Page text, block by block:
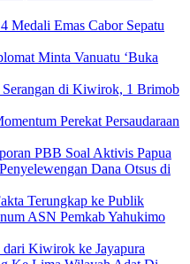
Medali Emas Cabor Sepatu
Minta Vanuatu ‘Buka
di Kiwirok, 1 Brimob
Perekat Persaudaraan
PBB Soal Aktivis Papua
Dana Otsus di
Terungkap ke Publik
ASN Pemkab Yahukimo
Kiwirok ke Jayapura